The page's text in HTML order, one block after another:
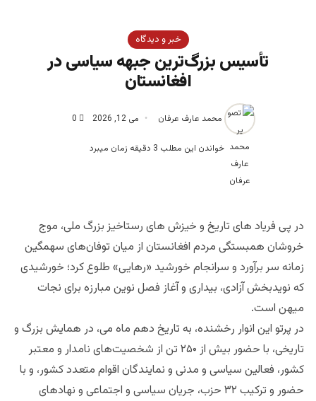
خبر و دیدگاه
تأسیس بزرگ‌ترین جبهه سیاسی در
افغانستان
محمد عارف عرفان می 12, 2026 0
خواندن این مطلب 3 دقیقه زمان میبرد
محمد عارف عرفان، تحلیلگر و صاحب نظر
در پی فریاد های تاریخ و خیزش های رستاخیز بزرگ ملی، موج
خروشان همبستگی مردم افغانستان از میان توفان‌های سهمگین
زمانه سر برآورد و سرانجام خورشید «رهایی» طلوع کرد؛ خورشیدی
که نویدبخش آزادی، بیداری و آغاز فصل نوین مبارزه برای نجات
میهن است.
در پرتو این انوار رخشنده، به تاریخ دهم ماه می، در همایش بزرگ و
تاریخی، با حضور بیش از ۲۵۰ تن از شخصیت‌های نامدار و معتبر
کشور، فعالین سیاسی و مدنی و نمایندگان اقوام متعدد کشور، و با
حضور و ترکیب ۳۲ حزب، جریان سیاسی و اجتماعی و نهادهای